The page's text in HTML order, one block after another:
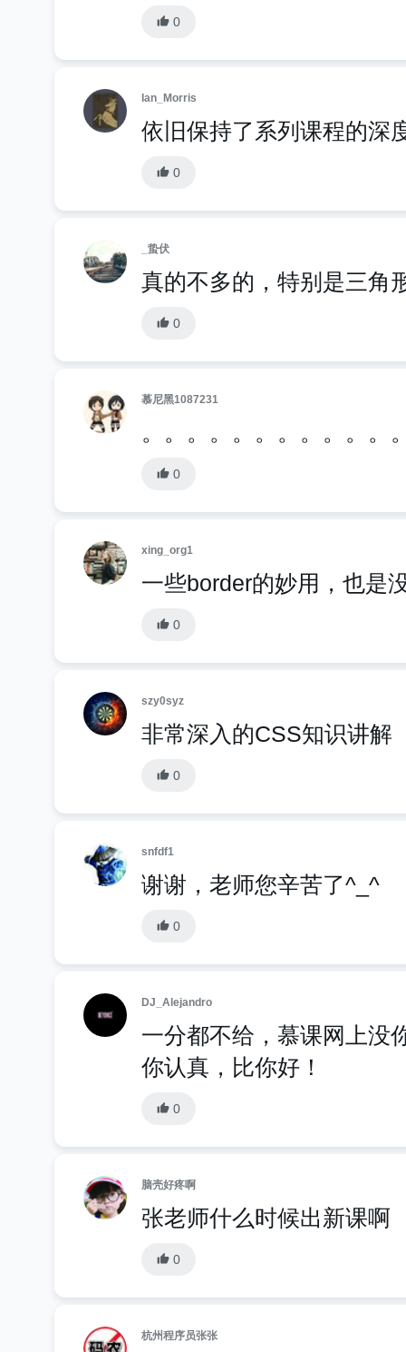
0
Ian_Morris
依旧保持了系列课程的深
0
_蛰伏
真的不多的，特别是三角
0
慕尼黑1087231
。。。。。。。。。。。
0
xing_org1
一些border的妙用，也是
0
szy0syz
非常深入的CSS知识讲解
0
snfdf1
谢谢，老师您辛苦了^_^
0
DJ_Alejandro
一分都不给，慕课网上没
你认真，比你好！
0
脑壳好疼啊
张老师什么时候出新课啊
0
杭州程序员张张